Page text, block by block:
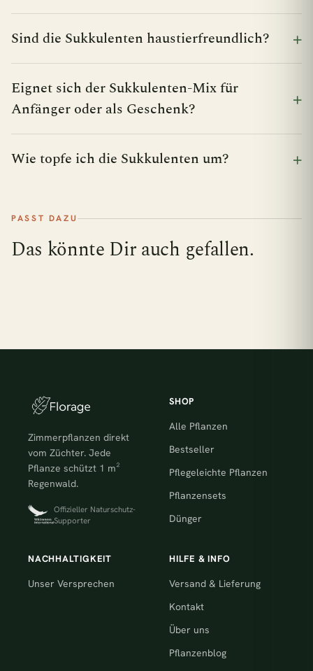
Sind die Sukkulenten haustierfreundlich?
Eignet sich der Sukkulenten-Mix für
Anfänger oder als Geschenk?
Wie topfe ich die Sukkulenten um?
PASST DAZU
Das könnte Dir auch gefallen.
Zimmerpflanzen direkt
vom Züchter. Jede
Pflanze schützt 1 m²
Regenwald.
Offizieller Naturschutz-
Supporter
SHOP
Alle Pflanzen
Bestseller
Pflegeleichte Pflanzen
Pflanzensets
Dünger
NACHHALTIGKEIT
Unser Versprechen
HILFE & INFO
Versand & Lieferung
Kontakt
Über uns
Pflanzenblog